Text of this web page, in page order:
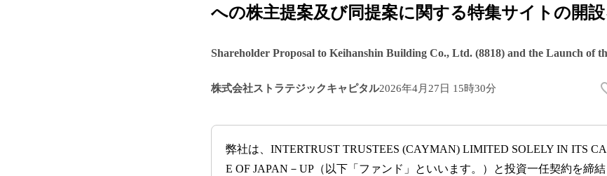
への株主提案及び同提案に関する特集サイトの開
Shareholder Proposal to Keihanshin Building Co., Ltd. (8818) and the Launch of
株式会社ストラテジックキャピタル2026年4月27日 15時30分
弊社は、INTERTRUST TRUSTEES (CAYMAN) LIMITED SOLELY IN ITS
E OF JAPAN－UP（以下「ファンド」といいます。）と投資一任契約を締